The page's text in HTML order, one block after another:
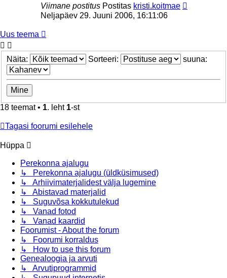
Viimane postitus Postitas kristi.koitmae
Neljapäev 29. Juuni 2006, 16:11:06
Uus teema
Näita: Sorteeri: suuna:
18 teemat • 1. leht 1-st
Tagasi foorumi esilehele
Hüppa
Perekonna ajalugu
↳ Perekonna ajalugu (üldküsimused)
↳ Arhiivimaterjalidest välja lugemine
↳ Abistavad materjalid
↳ Suguvõsa kokkutulekud
↳ Vanad fotod
↳ Vanad kaardid
Foorumist - About the forum
↳ Foorumi korraldus
↳ How to use this forum
Genealoogia ja arvuti
↳ Arvutiprogrammid